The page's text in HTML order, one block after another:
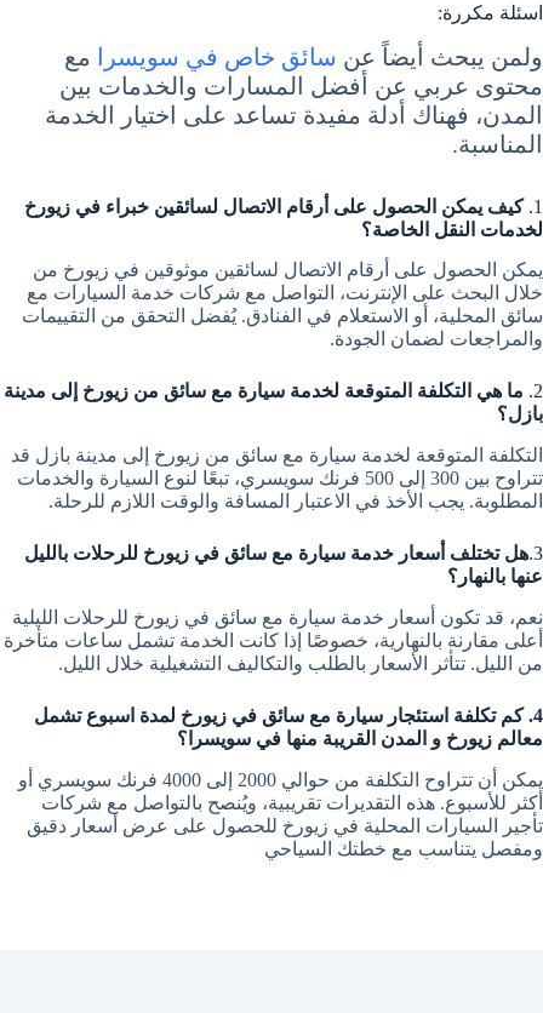
اسئلة مكررة:
ولمن يبحث أيضاً عن سائق خاص في سويسرا مع
محتوى عربي عن أفضل المسارات والخدمات بين
المدن، فهناك أدلة مفيدة تساعد على اختيار الخدمة
المناسبة.
1. كيف يمكن الحصول على أرقام الاتصال لسائقين خبراء في زيورخ
لخدمات النقل الخاصة؟
يمكن الحصول على أرقام الاتصال لسائقين موثوقين في زيورخ من
خلال البحث على الإنترنت، التواصل مع شركات خدمة السيارات مع
سائق المحلية، أو الاستعلام في الفنادق. يُفضل التحقق من التقييمات
والمراجعات لضمان الجودة.
2. ما هي التكلفة المتوقعة لخدمة سيارة مع سائق من زيورخ إلى مدينة
بازل؟
التكلفة المتوقعة لخدمة سيارة مع سائق من زيورخ إلى مدينة بازل قد
تتراوح بين 300 إلى 500 فرنك سويسري، تبعًا لنوع السيارة والخدمات
المطلوبة. يجب الأخذ في الاعتبار المسافة والوقت اللازم للرحلة.
3. هل تختلف أسعار خدمة سيارة مع سائق في زيورخ للرحلات بالليل
عنها بالنهار؟
نعم، قد تكون أسعار خدمة سيارة مع سائق في زيورخ للرحلات الليلية
أعلى مقارنة بالنهارية، خصوصًا إذا كانت الخدمة تشمل ساعات متأخرة
من الليل. تتأثر الأسعار بالطلب والتكاليف التشغيلية خلال الليل.
4. كم تكلفة استئجار سيارة مع سائق في زيورخ لمدة اسبوع تشمل
معالم زيورخ و المدن القريبة منها في سويسرا؟
يمكن أن تتراوح التكلفة من حوالي 2000 إلى 4000 فرنك سويسري أو
أكثر للأسبوع. هذه التقديرات تقريبية، ويُنصح بالتواصل مع شركات
تأجير السيارات المحلية في زيورخ للحصول على عرض أسعار دقيق
ومفصل يتناسب مع خطتك السياحي